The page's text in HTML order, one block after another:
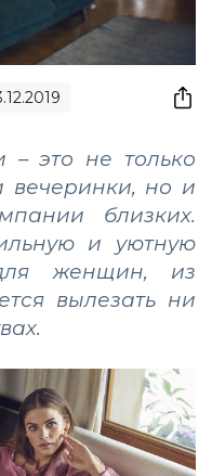
– это не только
вечеринки, но и
близких.
и уютную
женщин, из
вылезать ни